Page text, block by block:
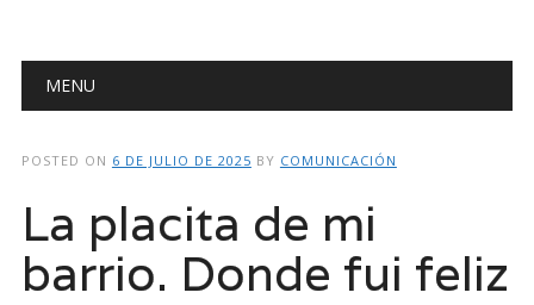
Main menu
MENU
POSTED ON 6 DE JULIO DE 2025 BY COMUNICACIÓN
La placita de mi
barrio. Donde fui feliz